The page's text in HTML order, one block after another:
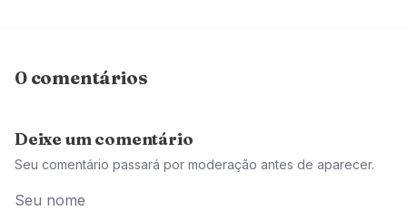
0 comentários
Deixe um comentário
Seu comentário passará por moderação antes de aparecer.